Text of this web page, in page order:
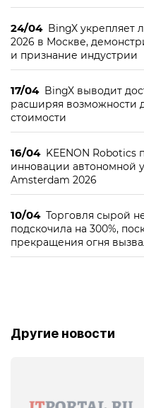
24/04 BingX укрепляет
2026 в Москве,
и признание индустрии
17/04 BingX выводит
расширяя возможности
стоимости
16/04 KEENON Robotics
инновации автономной
Amsterdam 2026
10/04 Торговля сырой
подскочила на 300%,
прекращения огня
Другие новости